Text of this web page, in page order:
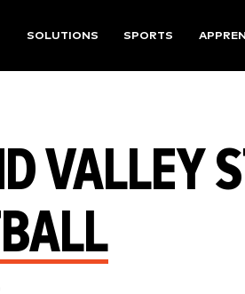
SOLUTIONS SPORTS
VALLEY